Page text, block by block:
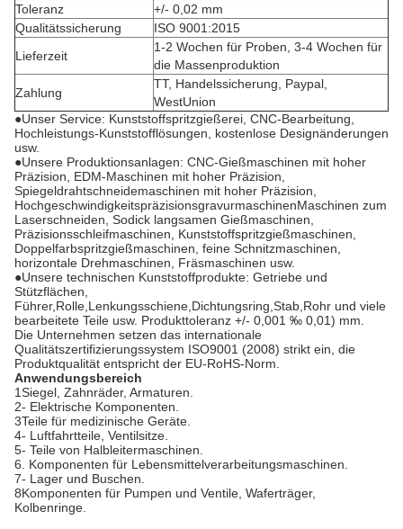
Toleranz
+/- 0,02 mm
Qualitätssicherung
ISO 9001:2015
Lieferzeit
1-2 Wochen für Proben, 3-4 Wochen für
die Massenproduktion
Zahlung
TT, Handelssicherung, Paypal,
WestUnion
●Unser Service: Kunststoffspritzgießerei, CNC-Bearbeitung,
Hochleistungs-Kunststofflösungen, kostenlose Designänderungen
usw.
●Unsere Produktionsanlagen: CNC-Gießmaschinen mit hoher
Präzision, EDM-Maschinen mit hoher Präzision,
Spiegeldrahtschneidemaschinen mit hoher Präzision,
HochgeschwindigkeitspräzisionsgravurmaschinenMaschinen zum
Laserschneiden, Sodick langsamen Gießmaschinen,
Präzisionsschleifmaschinen, Kunststoffspritzgießmaschinen,
Doppelfarbspritzgießmaschinen, feine Schnitzmaschinen,
horizontale Drehmaschinen, Fräsmaschinen usw.
●Unsere technischen Kunststoffprodukte: Getriebe und
Stützflächen,
Führer,Rolle,Lenkungsschiene,Dichtungsring,Stab,Rohr und viele
bearbeitete Teile usw. Produkttoleranz +/- 0,001 ‰ 0,01) mm.
Die Unternehmen setzen das internationale
Qualitätszertifizierungssystem ISO9001 (2008) strikt ein, die
Produktqualität entspricht der EU-RoHS-Norm.
Anwendungsbereich
1Siegel, Zahnräder, Armaturen.
2- Elektrische Komponenten.
3Teile für medizinische Geräte.
4- Luftfahrtteile, Ventilsitze.
5- Teile von Halbleitermaschinen.
6. Komponenten für Lebensmittelverarbeitungsmaschinen.
7- Lager und Buschen.
8Komponenten für Pumpen und Ventile, Waferträger,
Kolbenringe.